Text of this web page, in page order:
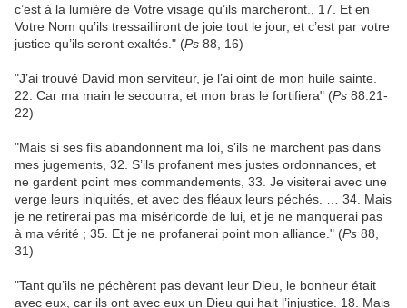
c’est à la lumière de Votre visage qu’ils marcheront., 17. Et en
Votre Nom qu’ils tressailliront de joie tout le jour, et c’est par votre
justice qu’ils seront exaltés." (Ps 88, 16)
"J’ai trouvé David mon serviteur, je l’ai oint de mon huile sainte.
22. Car ma main le secourra, et mon bras le fortifiera" (Ps 88.21-
22)
"Mais si ses fils abandonnent ma loi, s’ils ne marchent pas dans
mes jugements, 32. S’ils profanent mes justes ordonnances, et
ne gardent point mes commandements, 33. Je visiterai avec une
verge leurs iniquités, et avec des fléaux leurs péchés. … 34. Mais
je ne retirerai pas ma miséricorde de lui, et je ne manquerai pas
à ma vérité ; 35. Et je ne profanerai point mon alliance." (Ps 88,
31)
"Tant qu’ils ne péchèrent pas devant leur Dieu, le bonheur était
avec eux, car ils ont avec eux un Dieu qui hait l’injustice. 18. Mais